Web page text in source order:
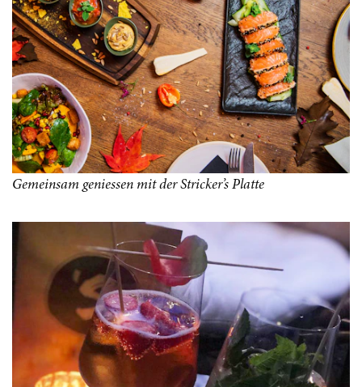
Gemeinsam geniessen mit der Stricker’s Platte